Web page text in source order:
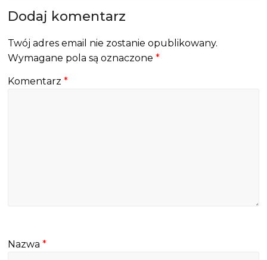
Dodaj komentarz
Twój adres email nie zostanie opublikowany.
Wymagane pola są oznaczone*
Komentarz*
Nazwa*